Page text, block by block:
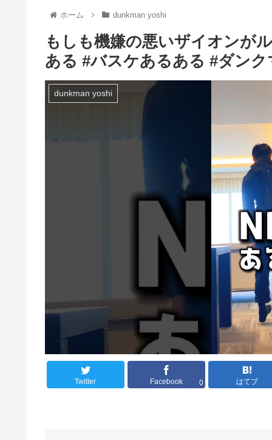
ホーム dunkman yoshi
もしも機嫌の悪いザイオンが
ある #バスケあるある #ダン
dunkman yoshi
Twitter Facebook 0 はてブ